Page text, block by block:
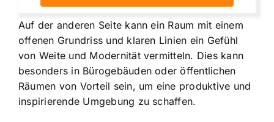
Auf der anderen Seite kann ein Raum mit einem
offenen Grundriss und klaren Linien ein Gefühl
von Weite und Modernität vermitteln. Dies kann
besonders in Bürogebäuden oder öffentlichen
Räumen von Vorteil sein, um eine produktive und
inspirierende Umgebung zu schaffen.